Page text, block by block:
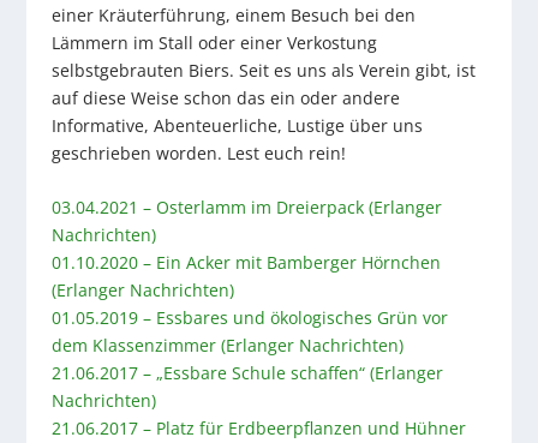
einer Kräuterführung, einem Besuch bei den
Lämmern im Stall oder einer Verkostung
selbstgebrauten Biers. Seit es uns als Verein gibt, ist
auf diese Weise schon das ein oder andere
Informative, Abenteuerliche, Lustige über uns
geschrieben worden. Lest euch rein!
03.04.2021 – Osterlamm im Dreierpack (Erlanger
Nachrichten)
01.10.2020 – Ein Acker mit Bamberger Hörnchen
(Erlanger Nachrichten)
01.05.2019 – Essbares und ökologisches Grün vor
dem Klassenzimmer (Erlanger Nachrichten)
21.06.2017 – „Essbare Schule schaffen“ (Erlanger
Nachrichten)
21.06.2017 – Platz für Erdbeerpflanzen und Hühner